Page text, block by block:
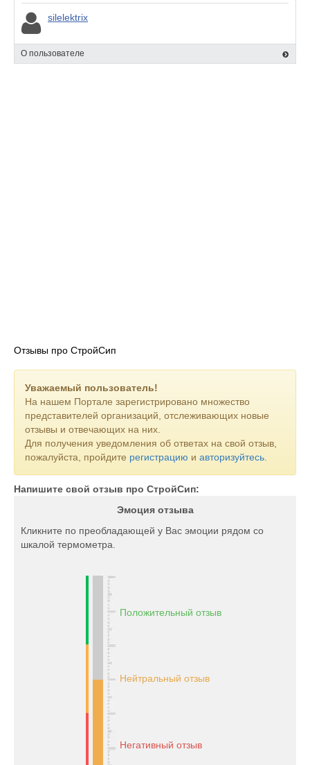
Процесс строительства:
Заключение договора: Начальный этап сотрудничества
Этап проектирования: Создание проекта дома
Этап строительства коробки дома: Возведение основной
Монтаж инженерных коммуникаций: Установка всех
silelektrix
О пользователе
Отзывы про CтройСип
Уважаемый пользователь!
На нашем Портале зарегистрировано множество
представителей организаций, отслеживающих новые
отзывы и отвечающих на них.
Для получения уведомления об ответах на свой отзыв,
пожалуйста, пройдите регистрацию и авторизуйтесь
Напишите свой отзыв про CтройСип:
Эмоция отзыва
Кликните по преобладающей у Вас эмоции рядом со
шкалой термометра.
Положительный отзыв
Нейтральный отзыв
Негативный отзыв